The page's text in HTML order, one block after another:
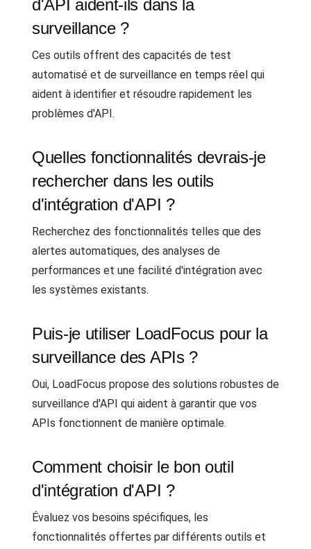
d'API aident-ils dans la
surveillance ?
Ces outils offrent des capacités de test
automatisé et de surveillance en temps réel qui
aident à identifier et résoudre rapidement les
problèmes d'API.
Quelles fonctionnalités devrais-je
rechercher dans les outils
d'intégration d'API ?
Recherchez des fonctionnalités telles que des
alertes automatiques, des analyses de
performances et une facilité d'intégration avec
les systèmes existants.
Puis-je utiliser LoadFocus pour la
surveillance des APIs ?
Oui, LoadFocus propose des solutions robustes de
surveillance d'API qui aident à garantir que vos
APIs fonctionnent de manière optimale.
Comment choisir le bon outil
d'intégration d'API ?
Évaluez vos besoins spécifiques, les
fonctionnalités offertes par différents outils et